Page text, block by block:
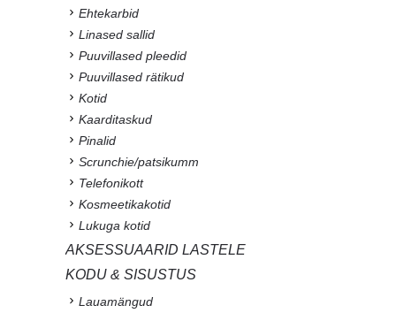
Ehtekarbid
Linased sallid
Puuvillased pleedid
Puuvillased rätikud
Kotid
Kaarditaskud
Pinalid
Scrunchie/patsikumm
Telefonikott
Kosmeetikakotid
Lukuga kotid
AKSESSUAARID LASTELE
KODU & SISUSTUS
Lauamängud